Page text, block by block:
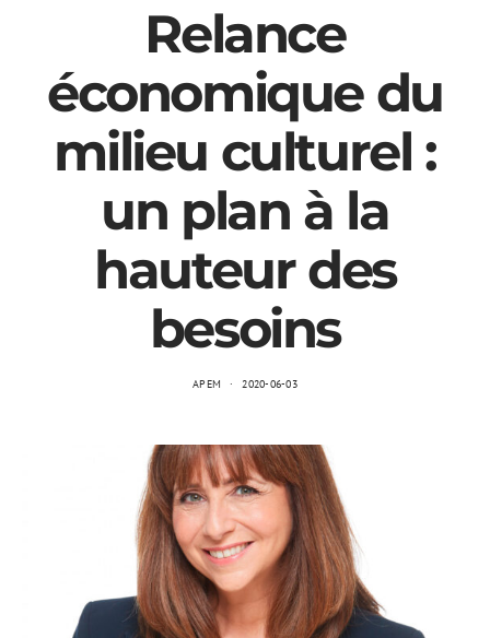
Relance
économique du
milieu culturel :
un plan à la
hauteur des
besoins
APEM 2020-06-03